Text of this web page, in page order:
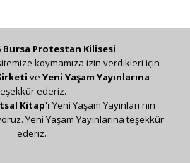
Bursa Protestan Kilisesi
koymamıza izin verdikleri için
ve Yeni Yaşam Yayınlarına
ederiz.
Kitap'ı Yeni Yaşam Yayınları'nın
Yeni Yaşam Yayınlarına teşekkür
ederiz.